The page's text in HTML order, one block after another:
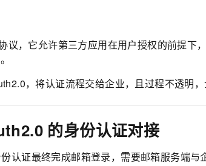
议，它允许第三方应用在用户授权的前提下
，将认证流程交给企业，且过程不透明
的身份认证对接
认证最终完成邮箱登录，需要邮箱服务端